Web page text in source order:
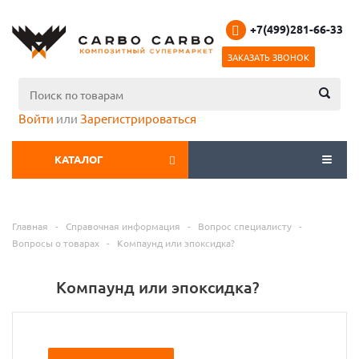
Войти или Зарегистрироваться
+7(499)281-66-33
ЗАКАЗАТЬ ЗВОНОК
МЕНЮКАТАЛОГ
Главная - Справочная информация - Вопрос специалисту -
Вопросы о товарах - Компаунд или эпоксидка?
Компаунд или эпоксидка?